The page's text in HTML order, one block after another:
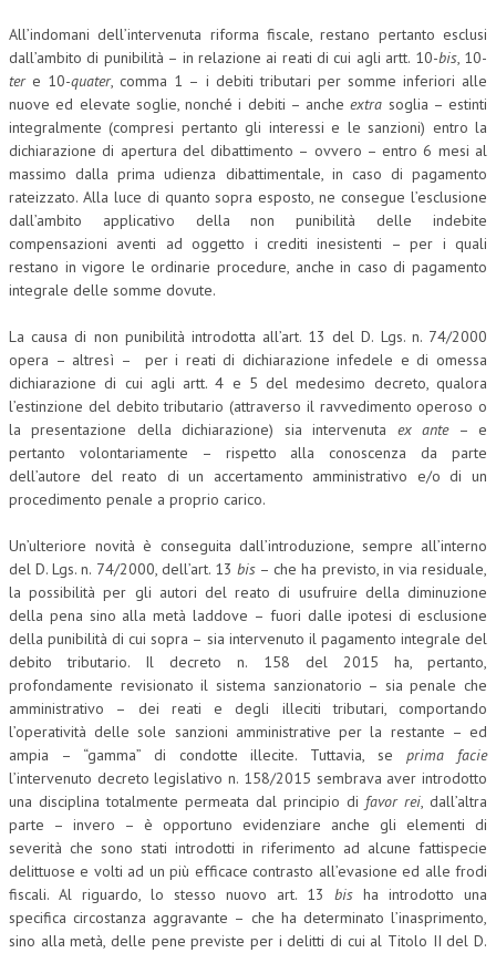
DIRITTO DEL LAVORO
DIRITTO DEL WEB
DIRITTO DELLE IMPRESE IN CRISI
CRIMINOLOGIA E CRIMINALISTICA
SICUREZZA SUL LAVORO
FISCO
FISCALITÀ INTERNAZIONALE
TAX RISK MANAGEMENT
CRIMINOLOGIA TRIBUTARIA
TRANSFER PRICING
PRASSI
AMMINISTRATIVA
GIURISPRUDENZA
EUROPEA
COSTITUZIONALE
CIVILE
TRIBUTARIA
PENALE
NEWS
All’indomani dell’intervenuta riforma fiscale, restano pertanto esclusi
dall’ambito di punibilità – in relazione ai reati di cui agli artt. 10-bis, 10-
tere 10-quater, comma 1 – i debiti tributari per somme inferiori alle
nuove ed elevate soglie, nonché i debiti – anche extra soglia – estinti
integralmente (compresi pertanto gli interessi e le sanzioni) entro la
dichiarazione di apertura del dibattimento – ovvero – entro 6 mesi al
massimo dalla prima udienza dibattimentale, in caso di pagamento
rateizzato. Alla luce di quanto sopra esposto, ne consegue l’esclusione
dall’ambito applicativo della non punibilità delle indebite
compensazioni aventi ad oggetto i crediti inesistenti – per i quali
restano in vigore le ordinarie procedure, anche in caso di pagamento
integrale delle somme dovute.
La causa di non punibilità introdotta all’art. 13 del D. Lgs. n. 74/2000
opera – altresì – per i reati di dichiarazione infedele e di omessa
dichiarazione di cui agli artt. 4 e 5 del medesimo decreto, qualora
l’estinzione del debito tributario (attraverso il ravvedimento operoso o
la presentazione della dichiarazione) sia intervenuta ex ante– e
pertanto volontariamente – rispetto alla conoscenza da parte
dell’autore del reato di un accertamento amministrativo e/o di un
procedimento penale a proprio carico.
Un’ulteriore novità è conseguita dall’introduzione, sempre all’interno
del D. Lgs. n. 74/2000, dell’art. 13 bis – che ha previsto, in via residuale,
la possibilità per gli autori del reato di usufruire della diminuzione
della pena sino alla metà laddove – fuori dalle ipotesi di esclusione
della punibilità di cui sopra – sia intervenuto il pagamento integrale del
debito tributario. Il decreto n. 158 del 2015 ha, pertanto,
profondamente revisionato il sistema sanzionatorio – sia penale che
amministrativo – dei reati e degli illeciti tributari, comportando
l’operatività delle sole sanzioni amministrative per la restante – ed
ampia – “gamma” di condotte illecite. Tuttavia, seprima facie
l’intervenuto decreto legislativo n. 158/2015 sembrava aver introdotto
una disciplina totalmente permeata dal principio di favor rei, dall’altra
parte – invero – è opportuno evidenziare anche gli elementi di
severità che sono stati introdotti in riferimento ad alcune fattispecie
delittuose e volti ad un più efficace contrasto all’evasione ed alle frodi
fiscali. Al riguardo, lo stesso nuovo art. 13 bis ha introdotto una
specifica circostanza aggravante – che ha determinato l’inasprimento,
sino alla metà, delle pene previste per i delitti di cui al Titolo II del D.